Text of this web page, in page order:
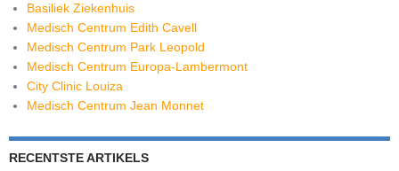
Basiliek Ziekenhuis
Medisch Centrum Edith Cavell
Medisch Centrum Park Leopold
Medisch Centrum Europa-Lambermont
City Clinic Louiza
Medisch Centrum Jean Monnet
RECENTSTE ARTIKELS